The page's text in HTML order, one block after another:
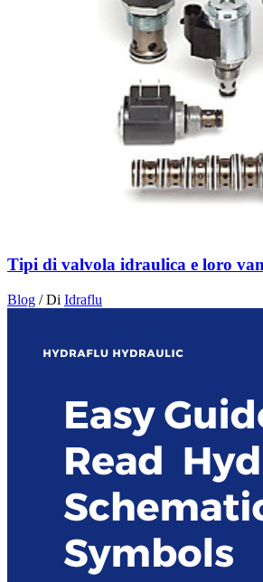
Tipi di valvola idraulica e loro
Blog / Di Idraflu